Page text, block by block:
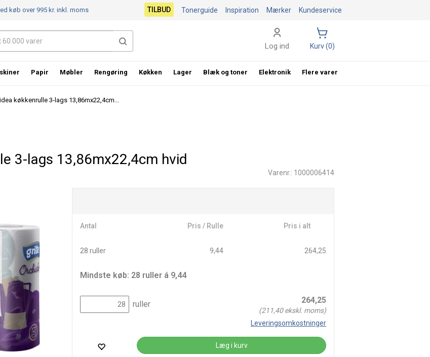
køkkenrulle 3-lags 13,86mx22,4cm...
3-lags 13,86mx22,4cm hvid
Varenr.: 1000006414
Antal Pris / Rulle Pris i alt
28 ruller 9,44 264,25
Mindste køb: 28 ruller á 9,44
ruller 264,25
(211,40ekskl. moms)
Leveringsomkostninger
Læg i kurv
køb over 995 kr.inkl. moms Kundeservice
Mærker
Inspiration
Tonerguide
TILBUD
Log ind Kurv (0)
Papir Møbler Rengøring Køkken Lager Blæk og toner Elektronik Flere varer